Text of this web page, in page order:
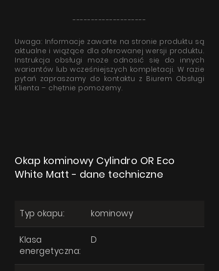
--------------------
Uwaga: Informacje zawarte na stronie produktu są
aktualne i wiążące dla oferowanej wersji produktu.
Instrukcja obsługi może odnosić się do innych
wariantów lub wcześniejszych kompletacji. W razie
pytań zapraszamy do kontaktu z Biurem Obsługi
Klienta – chętnie pomożemy.
Okap kominowy Cylindro OR Eco
White Matt - dane techniczne
Typ okapu: kominowy
Klasa
energetyczna:
D